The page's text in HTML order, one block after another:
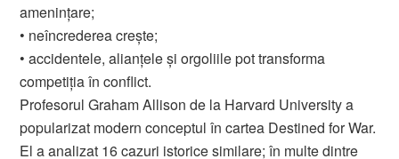
amenințare;
• neîncrederea crește;
• accidentele, alianțele și orgoliile pot transforma
competiția în conflict.
Profesorul Graham Allison de la Harvard University a
popularizat modern conceptul în cartea Destined for War.
El a analizat 16 cazuri istorice similare; în multe dintre